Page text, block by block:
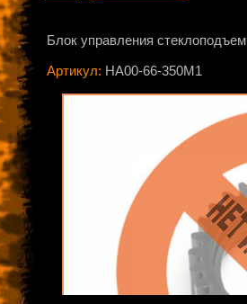
Блок управления
Артикул: HA00-66-350M1